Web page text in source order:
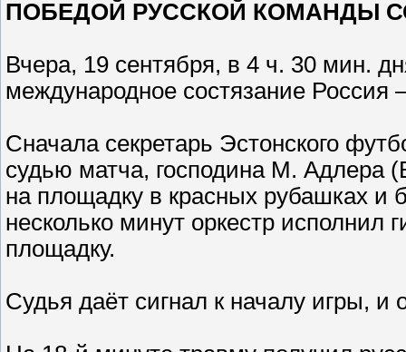
ПОБЕДОЙ РУССКОЙ КОМАНДЫ
Вчера, 19 сентября, в 4 ч. 30 мин.
международное состязание Россия
Сначала секретарь Эстонского
судью матча, господина М. Адлера
на площадку в красных рубашках и
несколько минут оркестр
площадку.
Судья даёт сигнал к началу игры, и